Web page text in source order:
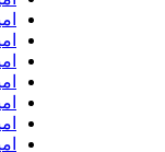
امیر
امیر شب
امیر
امیر عباس
امیر
امیر
امیر